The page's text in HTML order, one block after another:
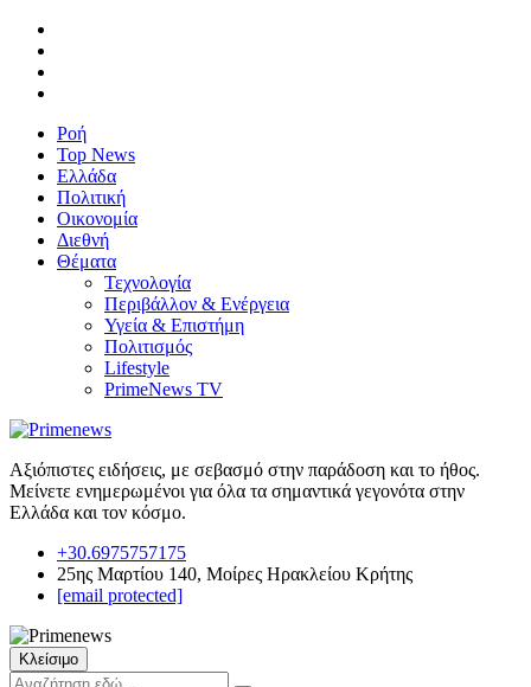
Ροή
Top News
Ελλάδα
Πολιτική
Οικονομία
Διεθνή
Θέματα
Τεχνολογία
Περιβάλλον & Ενέργεια
Υγεία & Επιστήμη
Πολιτισμός
Lifestyle
PrimeNews TV
Αξιόπιστες ειδήσεις, με σεβασμό στην παράδοση και το ήθος.
Μείνετε ενημερωμένοι για όλα τα σημαντικά γεγονότα στην
Ελλάδα και τον κόσμο.
+30.6975757175
25ης Μαρτίου 140, Μοίρες Ηρακλείου Κρήτης
[email protected]
Κλείσιμο